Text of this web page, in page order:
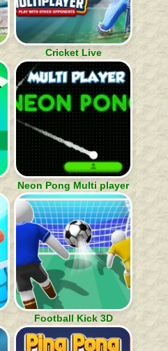
Cricket Live
Neon Pong Multi player
Football Kick 3D